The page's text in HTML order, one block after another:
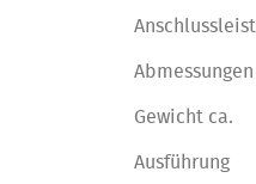
Gewicht ca.
Ausführung